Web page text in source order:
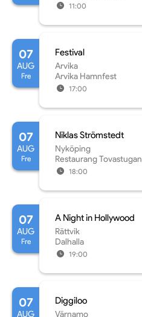
11:00
07
AUG
Fre
Festival
Arvika
Arvika Hamnfest
17:00
07
AUG
Fre
Niklas Strömstedt
Nyköping
Restaurang Tovastugan
18:00
07
AUG
Fre
A Night in Hollywood
Rättvik
Dalhalla
19:00
07
AUG
Diggiloo
Värnamo